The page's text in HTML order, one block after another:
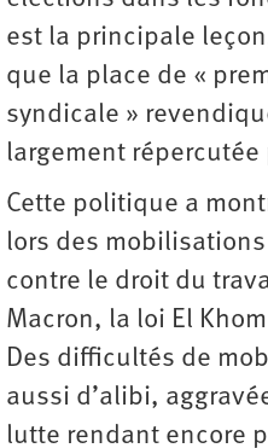
est la principale
que la place de «
syndicale »
largement répercutée
Cette politique a
lors des
contre le droit du
Macron, la loi El
Des difficultés de
aussi d’alibi,
lutte rendant encore